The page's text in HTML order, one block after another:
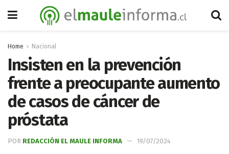
Home Nacional
Insisten en la prevención
frente a preocupante aumento
de casos de cáncer de
próstata
POR REDACCIÓN EL MAULE INFORMA 19/07/2024